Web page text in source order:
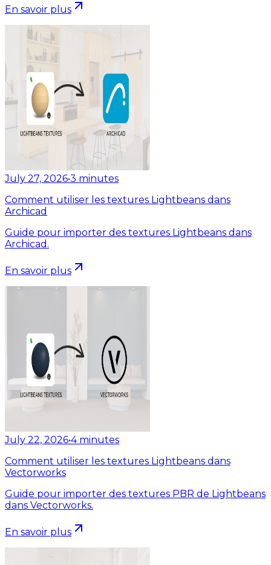
En savoir plus
July 27, 2026•3 minutes
Comment utiliser les textures Lightbeans dans
Archicad
Guide pour importer des textures Lightbeans dans
Archicad.
En savoir plus
July 22, 2026•4 minutes
Comment utiliser les textures Lightbeans dans
Vectorworks
Guide pour importer des textures PBR de Lightbeans
dans Vectorworks.
En savoir plus